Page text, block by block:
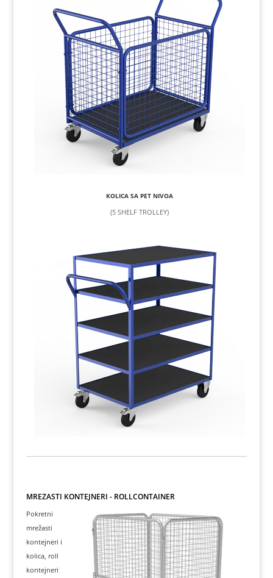
KOLICA SA PET NIVOA
(5 SHELF TROLLEY)
MREŽASTI KONTEJNERI - ROLLCONTAINER
Pokretni
mrežasti
kontejneri i
kolica, roll
kontejneri